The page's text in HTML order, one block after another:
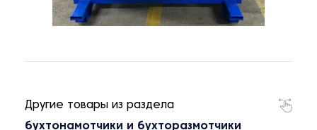
Другие товары из раздела
бухтонамотчики и бухторазмотчики